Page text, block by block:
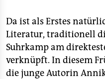
Da ist als Erstes
Literatur, traditionell
Suhrkamp am
verknüpft. In diesem
die junge Autorin